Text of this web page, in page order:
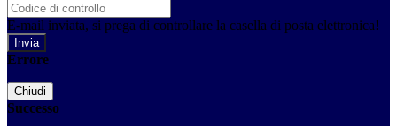
E-mail inviata, si prega di controllare la casella di posta elettronica!
Errore
Chiudi
Successo